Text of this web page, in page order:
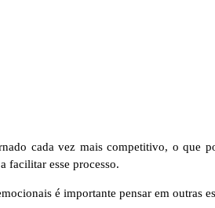
cada vez mais competitivo, o que
facilitar esse processo.
é importante pensar em outras